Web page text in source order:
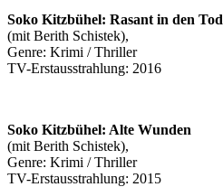
Soko Kitzbühel: Rasant in den Tod
(mit Berith Schistek),
Genre: Krimi / Thriller
TV-Erstausstrahlung: 2016
Soko Kitzbühel: Alte Wunden
(mit Berith Schistek),
Genre: Krimi / Thriller
TV-Erstausstrahlung: 2015